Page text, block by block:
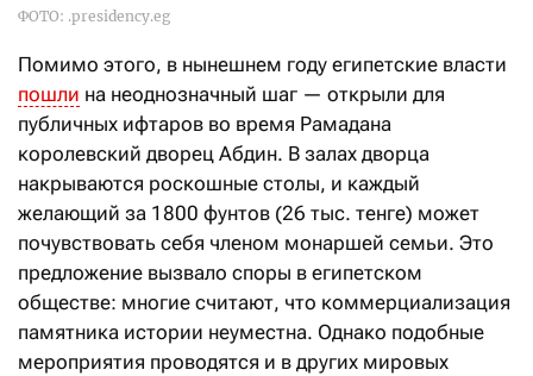
ФОТО: .presidency.eg
Помимо этого, в нынешнем году египетские власти
пошли на неоднозначный шаг — открыли для
публичных ифтаров во время Рамадана
королевский дворец Абдин. В залах дворца
накрываются роскошные столы, и каждый
желающий за 1800 фунтов (26 тыс. тенге) может
почувствовать себя членом монаршей семьи. Это
предложение вызвало споры в египетском
обществе: многие считают, что коммерциализация
памятника истории неуместна. Однако подобные
мероприятия проводятся и в других мировых